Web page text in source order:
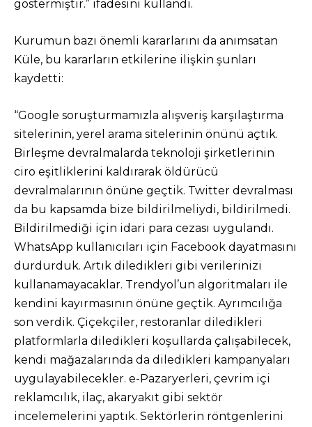
göstermiştir.” ifadesini kullandı.
Kurumun bazı önemli kararlarını da anımsatan
Küle, bu kararların etkilerine ilişkin şunları
kaydetti:
“Google soruşturmamızla alışveriş karşılaştırma
sitelerinin, yerel arama sitelerinin önünü açtık.
Birleşme devralmalarda teknoloji şirketlerinin
ciro eşitliklerini kaldırarak öldürücü
devralmalarının önüne geçtik. Twitter devralması
da bu kapsamda bize bildirilmeliydi, bildirilmedi.
Bildirilmediği için idari para cezası uygulandı.
WhatsApp kullanıcıları için Facebook dayatmasını
durdurduk. Artık diledikleri gibi verilerinizi
kullanamayacaklar. Trendyol’un algoritmaları ile
kendini kayırmasının önüne geçtik. Ayrımcılığa
son verdik. Çiçekçiler, restoranlar diledikleri
platformlarla diledikleri koşullarda çalışabilecek,
kendi mağazalarında da diledikleri kampanyaları
uygulayabilecekler. e-Pazaryerleri, çevrim içi
reklamcılık, ilaç, akaryakıt gibi sektör
incelemelerini yaptık. Sektörlerin röntgenlerini